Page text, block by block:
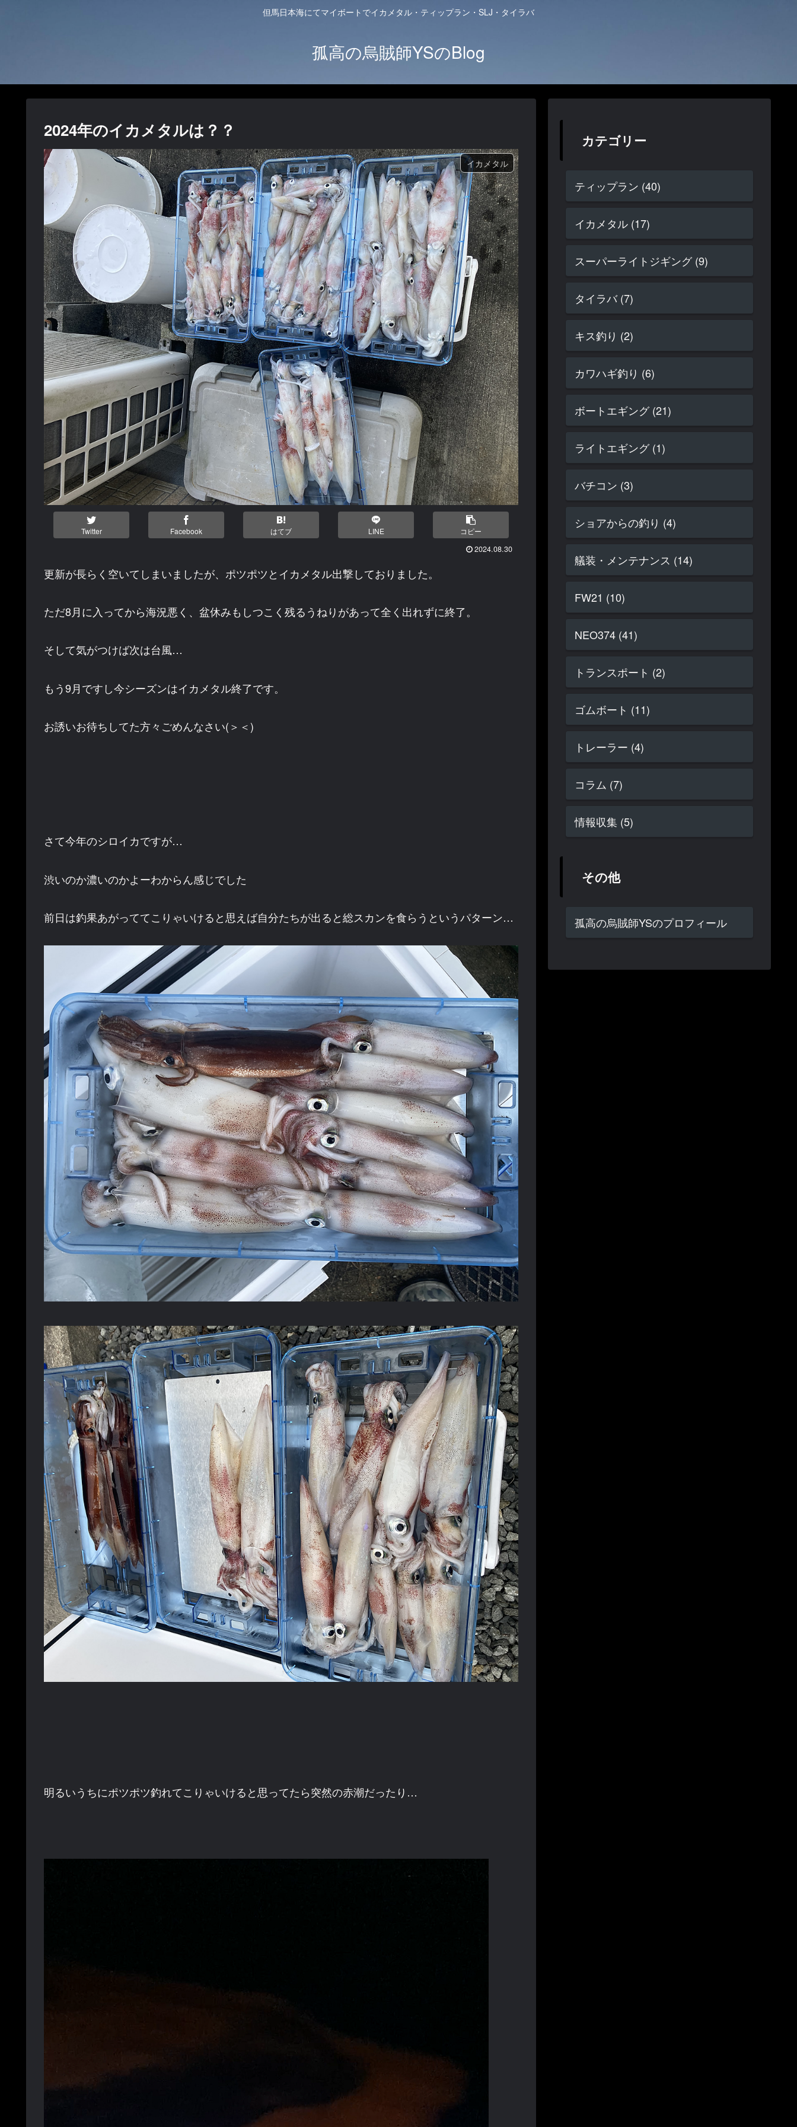
但馬日本海にてマイボートでイカメタル・ティップラン・SLJ・タイラバ
孤高の烏賊師YSのBlog
2024年のイカメタルは？？
イカメタル
Twitter Facebook はてブ LINE コピー
2024.08.30
更新が長らく空いてしまいましたが、ポツポツとイカメタル出撃しておりました。
ただ8月に入ってから海況悪く、盆休みもしつこく残るうねりがあって全く出れずに終了。
そして気がつけば次は台風…
もう9月ですし今シーズンはイカメタル終了です。
お誘いお待ちしてた方々ごめんなさい(＞＜)
さて今年のシロイカですが…
渋いのか濃いのかよーわからん感じでした
前日は釣果あがっててこりゃいけると思えば自分たちが出ると総スカンを食らうというパターン…
明るいうちにポツポツ釣れてこりゃいけると思ってたら突然の赤潮だったり…
カテゴリー
ティップラン (40)
イカメタル (17)
スーパーライトジギング (9)
タイラバ (7)
キス釣り (2)
カワハギ釣り (6)
ボートエギング (21)
ライトエギング (1)
バチコン (3)
ショアからの釣り (4)
艤装・メンテナンス (14)
FW21 (10)
NEO374 (41)
トランスポート (2)
ゴムボート (11)
トレーラー (4)
コラム (7)
情報収集 (5)
その他
孤高の烏賊師YSのプロフィール